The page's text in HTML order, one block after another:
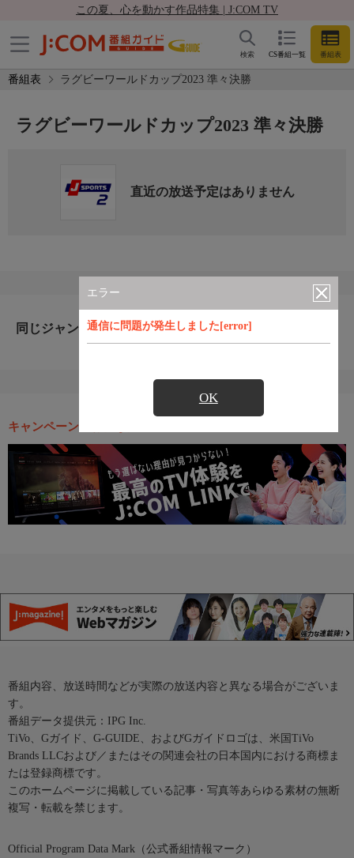
この夏、心を動かす作品特集 | J:COM TV
CS番組一覧 番組表
検索
番組表 ラグビーワールドカップ2023 準々決勝
エラー
通信に問題が発生しました[error]
OK
ラグビーワールドカップ2023 準々決勝
直近の放送予定はありません
同じジャンルのおすすめ番組
キャンペーン・お得な情報
番組内容、放送時間などが実際の放送内容と異なる場合がございま
す。
番組データ提供元：IPG Inc.
TiVo、Gガイド、G-GUIDE、およびGガイドロゴは、米国TiVo
Brands LLCおよび／またはその関連会社の日本国内における商標ま
たは登録商標です。
このホームページに掲載している記事・写真等あらゆる素材の無断
複写・転載を禁じます。
Official Program Data Mark（公式番組情報マーク）